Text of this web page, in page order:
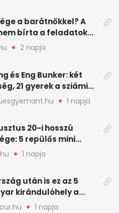
a barátnőkkel? A
bírta a feladatokat,
levegőt kér
2 napja
és Eng Bunker: két
21 gyerek a sziámi
életében
1 napja
20-i hosszú
5 repülős mini
0 szabadsággal
1 napja
után is ez az 5
kirándulóhely a
1 napja